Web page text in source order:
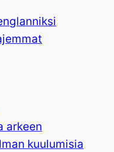
arkeen
kuulumisia